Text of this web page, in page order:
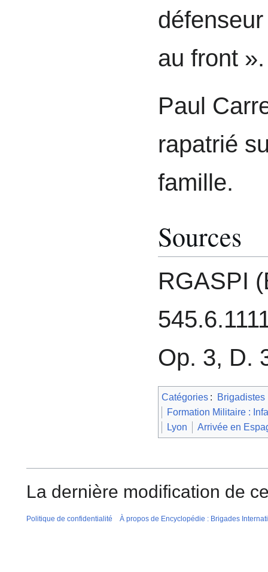
au front ».
Paul
rapatrié
famille.
Sources
RGASPI
Op. 3, D.
Catégories :
Brigadistes
Formation Militaire :
Lyon
Arrivée en
La dernière modification de
Politique de confidentialité À propos de Encyclopédie : Brigades